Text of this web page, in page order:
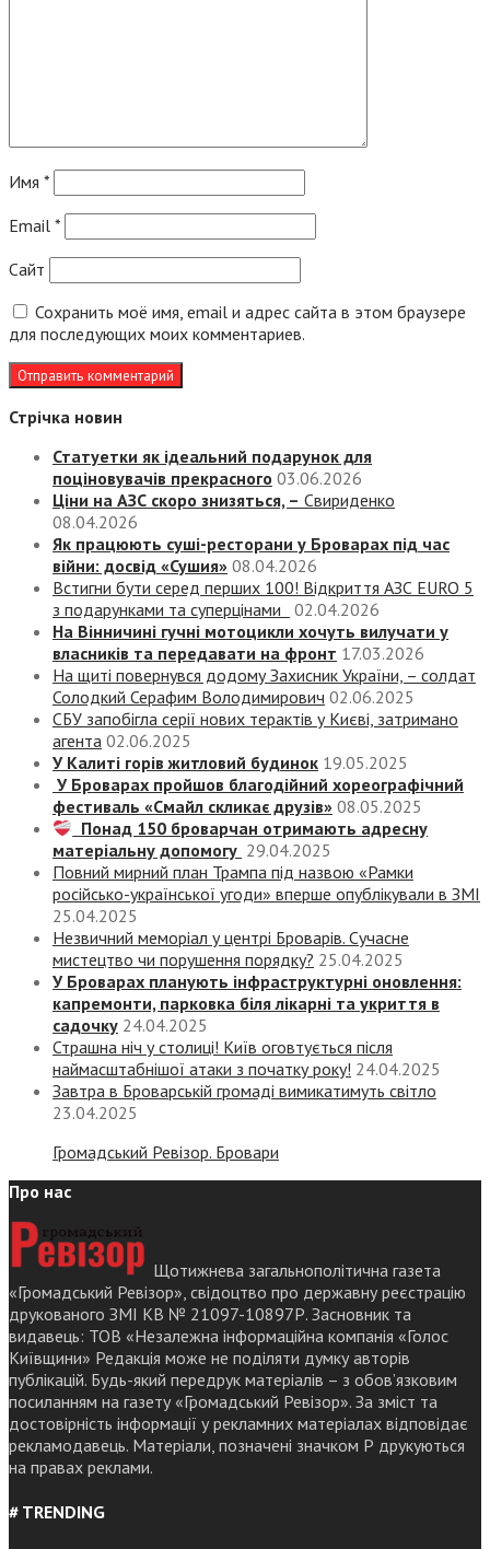
Имя *
Email *
Сайт
Сохранить моё имя, email и адрес сайта в этом браузере
для последующих моих комментариев.
Стрічка новин
Статуетки як ідеальний подарунок для
поціновувачів прекрасного 03.06.2026
Ціни на АЗС скоро знизяться, – Свириденко
08.04.2026
Як працюють суші-ресторани у Броварах під час
війни: досвід «Сушия» 08.04.2026
Встигни бути серед перших 100! Відкриття АЗС EURO 5
з подарунками та суперцінами
02.04.2026
На Вінничині гучні мотоцикли хочуть вилучати у
власників та передавати на фронт 17.03.2026
На щиті повернувся додому Захисник України, – солдат
Солодкий Серафим Володимирович 02.06.2025
СБУ запобігла серії нових терактів у Києві, затримано
агента 02.06.2025
У Калиті горів житловий будинок 19.05.2025
У Броварах пройшов благодійний хореографічний
фестиваль «Смайл скликає друзів» 08.05.2025
Понад 150 броварчан отримають адресну
матеріальну допомогу 29.04.2025
Повний мирний план Трампа під назвою «‎Рамки
російсько-української угоди» вперше опублікували в ЗМІ
25.04.2025
Незвичний меморіал у центрі Броварів. Сучасне
мистецтво чи порушення порядку? 25.04.2025
У Броварах планують інфраструктурні оновлення:
капремонти, парковка біля лікарні та укриття в
садочку 24.04.2025
Страшна ніч у столиці! Київ оговтується після
наймасштабнішої атаки з початку року! 24.04.2025
Завтра в Броварській громаді вимикатимуть світло
23.04.2025
Громадський Ревізор. Бровари
Про нас
Щотижнева загальнополітична газета
«Громадський Ревізор», свідоцтво про державну реєстрацію
друкованого ЗМІ КВ № 21097-10897Р. Засновник та
видавець: ТОВ «Незалежна інформаційна компанія «Голос
Київщини» Редакція може не поділяти думку авторів
публікацій. Будь-який передрук матеріалів – з обов’язковим
посиланням на газету «Громадський Ревізор». За зміст та
достовірність інформації у рекламних матеріалах відповідає
рекламодавець. Матеріали, позначені значком Р друкуються
на правах реклами.
# TRENDING